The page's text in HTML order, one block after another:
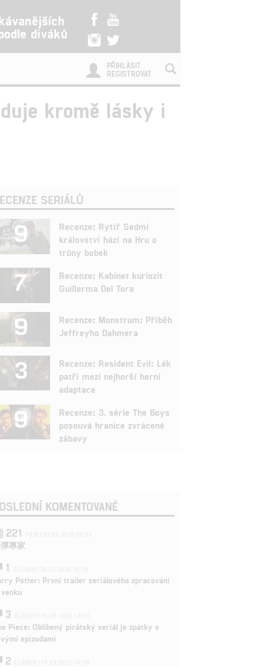
diváků
PŘIHLÁSIT
REGISTROVAT
kromě lásky i
SERIÁLŮ
9
Recenze: Rytíř Sedmi
království hází na Hru o
trůny bobek
7
Recenze: Kabinet kuriozit
Guillerma Del Tora
9
Recenze: Monstrum: Příběh
Jeffreyho Dahmera
3
Recenze: Resident Evil: Lék
patří mezi nejhorší herní
adaptace
9
Recenze: 3. série The Boys
posouvá hranice zvrácené
zábavy
KOMENTOVANÉ
221
專家
1
Potter: První trailer seriálového zpracování
3
Piece: Oblíbený pirátský seriál je zpátky s
epizodami
2